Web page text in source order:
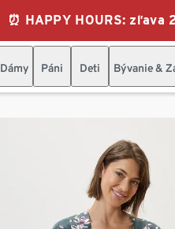
⏰ HAPPY HOURS:
Dámy Páni Deti Bývanie &